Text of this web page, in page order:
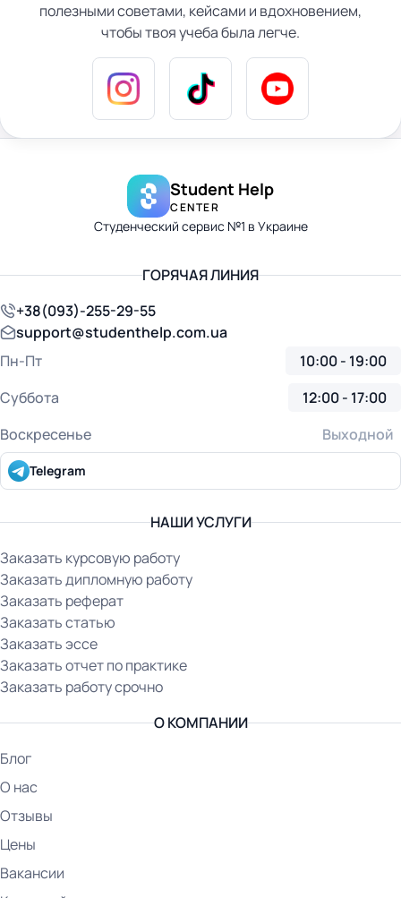
полезными советами, кейсами и вдохновением,
чтобы твоя учеба была легче.
Student Help
CENTER
Студенческий сервис №1 в Украине
НАШИ УСЛУГИ
Заказать курсовую работу
Заказать дипломную работу
Заказать реферат
Заказать статью
Заказать эссе
Заказать отчет по практике
Заказать работу срочно
О КОМПАНИИ
Блог
О нас
Отзывы
Цены
Вакансии
ГОРЯЧАЯ ЛИНИЯ
+38(093)-255-29-55
support@studenthelp.com.ua
Пн-Пт
10:00 - 19:00
Суббота
12:00 - 17:00
Воскресенье
Выходной
Telegram